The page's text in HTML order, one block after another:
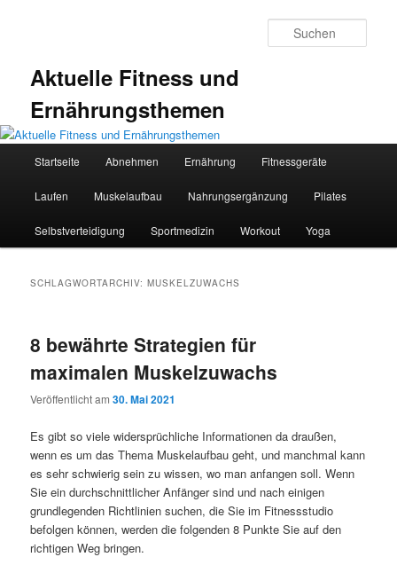
Aktuelle Fitness und
Ernährungsthemen
Startseite Abnehmen Ernährung Fitnessgeräte
Laufen Muskelaufbau Nahrungsergänzung Pilates
Selbstverteidigung Sportmedizin Workout Yoga
SCHLAGWORTARCHIV:MUSKELZUWACHS
8 bewährte Strategien für
maximalen Muskelzuwachs
Veröffentlicht am30. Mai 2021
Es gibt so viele widersprüchliche Informationen da draußen,
wenn es um das Thema Muskelaufbau geht, und manchmal kann
es sehr schwierig sein zu wissen, wo man anfangen soll. Wenn
Sie ein durchschnittlicher Anfänger sind und nach einigen
grundlegenden Richtlinien suchen, die Sie im Fitnessstudio
befolgen können, werden die folgenden 8 Punkte Sie auf den
richtigen Weg bringen.